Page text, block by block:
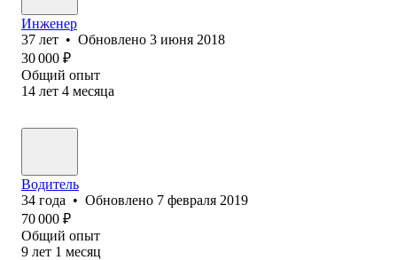
Инженер
37 лет • Обновлено 3 июня 2018
30 000 ₽
Общий опыт
14 лет 4 месяца
Водитель
34 года • Обновлено 7 февраля 2019
70 000 ₽
Общий опыт
9 лет 1 месяц